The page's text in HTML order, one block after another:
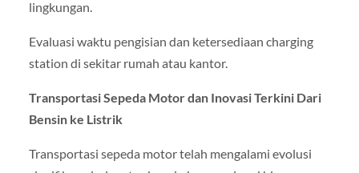
lingkungan.
Evaluasi waktu pengisian dan ketersediaan charging
station di sekitar rumah atau kantor.
Transportasi Sepeda Motor dan Inovasi Terkini Dari
Bensin ke Listrik
Transportasi sepeda motor telah mengalami evolusi